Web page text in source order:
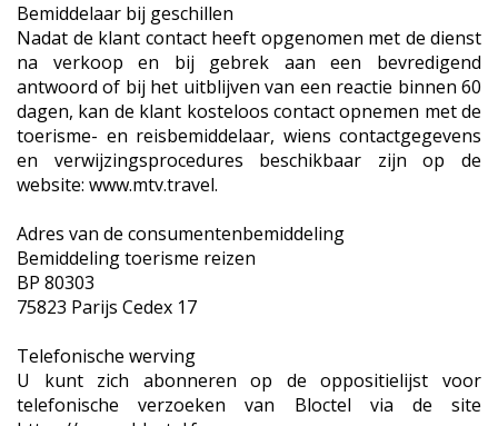
Bemiddelaar bij geschillen
Nadat de klant contact heeft opgenomen met de dienst
na verkoop en bij gebrek aan een bevredigend
antwoord of bij het uitblijven van een reactie binnen 60
dagen, kan de klant kosteloos contact opnemen met de
toerisme- en reisbemiddelaar, wiens contactgegevens
en verwijzingsprocedures beschikbaar zijn op de
website: www.mtv.travel.
Adres van de consumentenbemiddeling
Bemiddeling toerisme reizen
BP 80303
75823 Parijs Cedex 17
Telefonische werving
U kunt zich abonneren op de oppositielijst voor
telefonische verzoeken van Bloctel via de site